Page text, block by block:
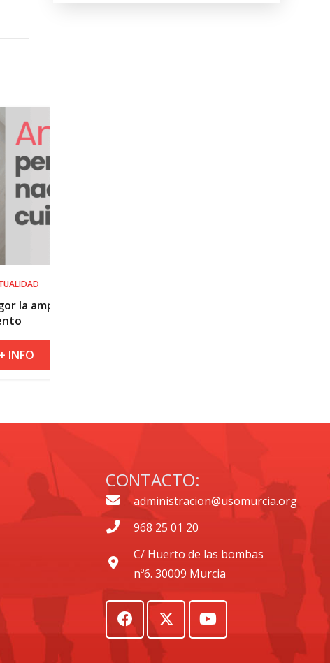
CONTACTO:
administracion@usomurcia.org
968 25 01 20
C/ Huerto de las bombas
nº6. 30009 Murcia